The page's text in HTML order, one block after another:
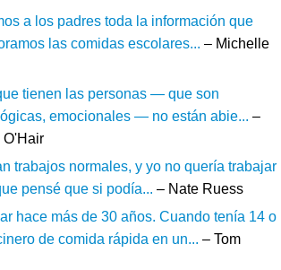
a los padres toda la información que
las comidas escolares... – Michelle
tienen las personas — que son
emocionales — no están abie... –
O'Hair
trabajos normales, y yo no quería trabajar
pensé que si podía... – Nate Ruess
hace más de 30 años. Cuando tenía 14 o
de comida rápida en un... – Tom